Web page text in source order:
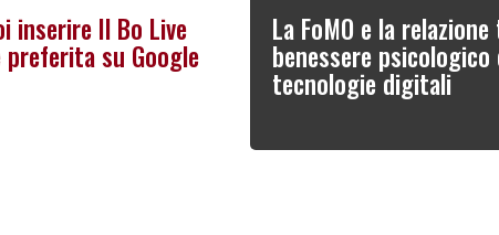
inserire Il Bo Live
su Google
La FoMO e la
benessere psicologico
tecnologie digitali